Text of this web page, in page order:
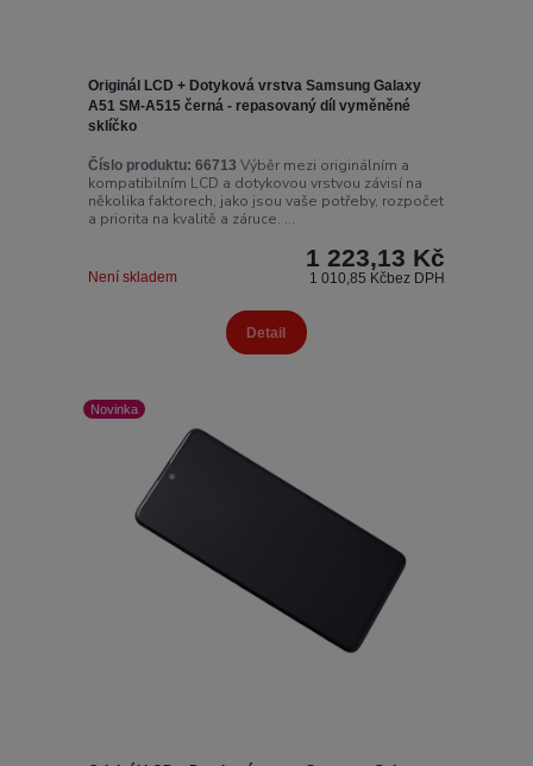
Originál LCD + Dotyková vrstva Samsung Galaxy
A51 SM-A515 černá - repasovaný díl vyměněné
sklíčko
Číslo produktu: 66713 Výběr mezi originálním a
kompatibilním LCD a dotykovou vrstvou závisí na
několika faktorech, jako jsou vaše potřeby, rozpočet
a priorita na kvalitě a záruce. ...
1 223,13 Kč
1 010,85 Kčbez DPH
Není skladem
Detail
Novinka